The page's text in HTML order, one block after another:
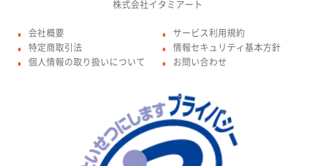
株式会社イタミアート
● 会社概要
● 特定商取引法
● 個人情報の取り扱いについて
● サービス利用規約
● 情報セキュリティ基本方針
● お問い合わせ